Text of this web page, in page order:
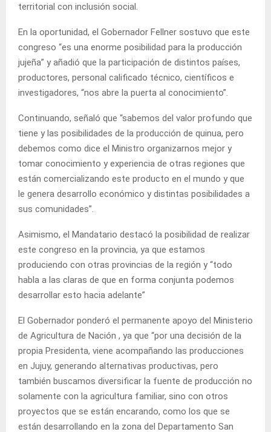
territorial con inclusión social.
En la oportunidad, el Gobernador Fellner sostuvo que este
congreso “es una enorme posibilidad para la producción
jujeña” y añadió que la participación de distintos países,
productores, personal calificado técnico, científicos e
investigadores, “nos abre la puerta al conocimiento”.
Continuando, señaló que “sabemos del valor profundo que
tiene y las posibilidades de la producción de quinua, pero
debemos como dice el Ministro organizarnos mejor y
tomar conocimiento y experiencia de otras regiones que
están comercializando este producto en el mundo y que
le genera desarrollo económico y distintas posibilidades a
sus comunidades”.
Asimismo, el Mandatario destacó la posibilidad de realizar
este congreso en la provincia, ya que estamos
produciendo con otras provincias de la región y “todo
habla a las claras de que en forma conjunta podemos
desarrollar esto hacia adelante”
El Gobernador ponderó el permanente apoyo del Ministerio
de Agricultura de Nación , ya que “por una decisión de la
propia Presidenta, viene acompañando las producciones
en Jujuy, generando alternativas productivas, pero
también buscamos diversificar la fuente de producción no
solamente con la agricultura familiar, sino con otros
proyectos que se están encarando, como los que se
están desarrollando en la zona del Departamento San